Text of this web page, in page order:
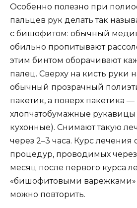
Особенно полезно при
пальцев рук делать так
с бишофитом: обычный
обильно пропитывают
этим бинтом оборачивают
палец. Сверху на кисть руки
обычный прозрачный
пакетик, а поверх пакетика —
хлопчатобумажные
кухонные). Снимают такую
через 2–3 часа. Курс лечения
процедур, проводимых через
месяц после первого курса
«бишофитовыми варежками»
можно повторить.